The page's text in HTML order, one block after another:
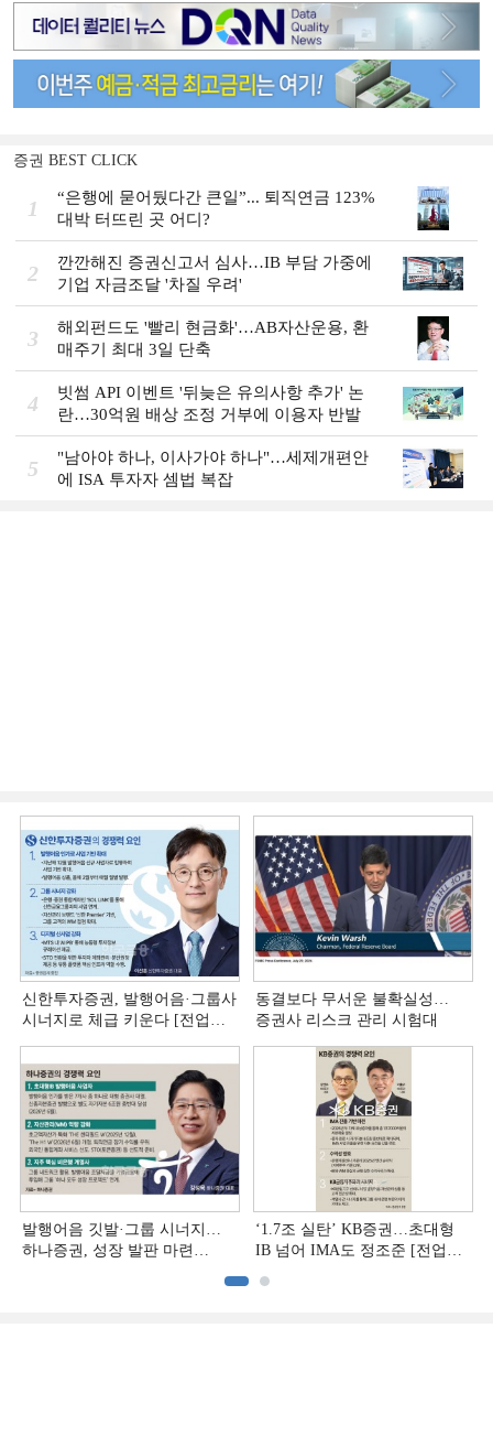
증권 BEST CLICK
1
“은행에 묻어뒀다간 큰일”... 퇴직연금 123%
대박 터뜨린 곳 어디?
2
깐깐해진 증권신고서 심사…IB 부담 가중에
기업 자금조달 '차질 우려'
3
해외펀드도 '빨리 현금화'…AB자산운용, 환
매주기 최대 3일 단축
4
빗썸 API 이벤트 '뒤늦은 유의사항 추가' 논
란…30억원 배상 조정 거부에 이용자 반발
5
"남아야 하나, 이사가야 하나"…세제개편안
에 ISA 투자자 셈법 복잡
신한투자증권, 발행어음·그룹사
시너지로 체급 키운다 [전업계
동결보다 무서운 불확실성…
증권사 리스크 관리 시험대
발행어음 깃발·그룹 시너지…
하나증권, 성장 발판 마련
‘1.7조 실탄’ KB증권…초대형
IB 넘어 IMA도 정조준 [전업계